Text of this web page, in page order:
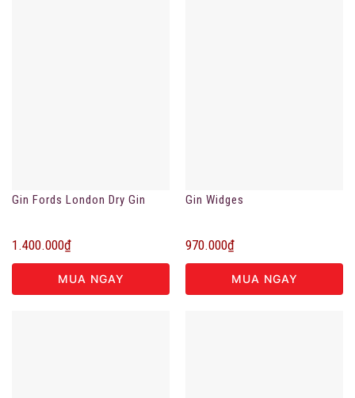
Gin Fords London Dry Gin
1.400.000₫
MUA NGAY
Gin Widges
970.000₫
MUA NGAY